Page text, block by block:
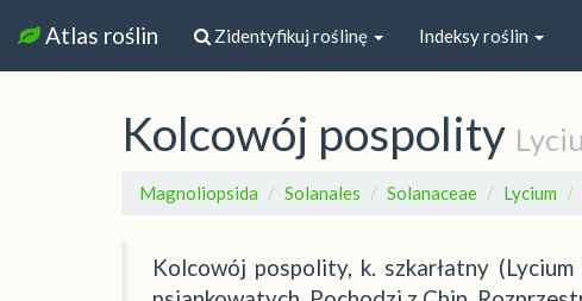
Atlas roślin Zidentyfikuj roślinę Indeksy roślin
Kolcowój pospolity
Magnoliopsida Solanales Solanaceae Lycium
Kolcowój pospolity, k. szkarłatny